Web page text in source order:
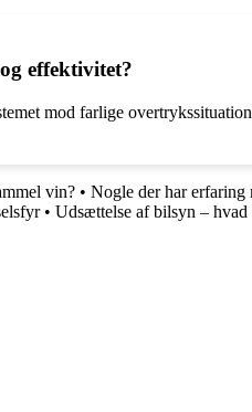
effektivitet?
mod farlige
vin? • Nogle der har erfaring
• Udsættelse af bilsyn –